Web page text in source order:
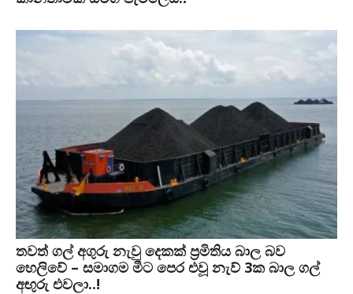
තවත් ගල් අගුරු නැවු දෙකක් ප‍්‍රමිතිය බාල බව
හෙලිවේ – සමාගම මීට පෙර එවූ නැව් 3ක බාල ගල්
අඟුරු එවලා..!